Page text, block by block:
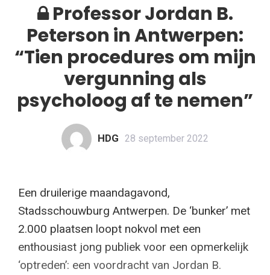
Professor Jordan B.
Peterson in Antwerpen:
“Tien procedures om mijn
vergunning als
psycholoog af te nemen”
HDG 28 september 2022
Een druilerige maandagavond,
Stadsschouwburg Antwerpen. De ‘bunker’ met
2.000 plaatsen loopt nokvol met een
enthousiast jong publiek voor een opmerkelijk
‘optreden’: een voordracht van Jordan B.